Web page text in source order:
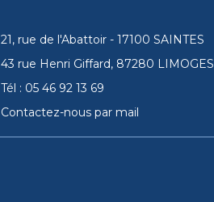
21, rue de l'Abattoir - 17100 SAINTES
43 rue Henri Giffard, 87280 LIMOGES
Tél : 05 46 92 13 69
Contactez-nous par mail